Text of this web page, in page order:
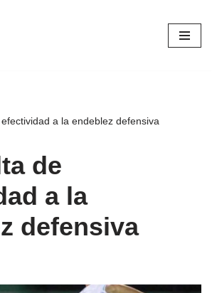
a la endeblez defensiva
de
a la
defensiva